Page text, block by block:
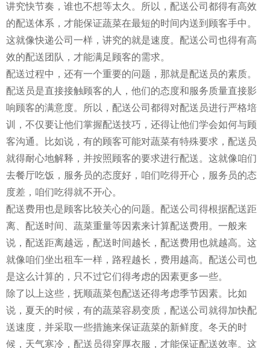
讲究快节奏，谁也不想等太久。所以，配送公司都得有高效
的配送体系，才能保证蔬菜在最短的时间内送到顾客手中。
这就像快递公司一样，讲究的就是速度。配送公司也得有高
效的配送团队，才能满足顾客的需求。
配送过程中，还有一个重要的问题，那就是配送员的素质。
配送员是直接接触顾客的人，他们的态度和服务质量直接影
响顾客的满意度。所以，配送公司都得对配送员进行严格培
训，不仅要让他们掌握配送技巧，还得让他们学会如何与顾
客沟通。比如说，有的顾客可能对蔬菜有特殊要求，配送员
就得耐心地解释，并按照顾客的要求进行配送。这就像咱们
去餐厅吃饭，服务员的态度好，咱们吃得开心，服务员的态
度差，咱们吃得就不开心。
配送费用也是顾客比较关心的问题。配送公司得根据配送距
离、配送时间、蔬菜重量等因素来计算配送费用。一般来
说，配送距离越远，配送时间越长，配送费用也就越高。这
就像咱们坐出租车一样，路程越长，费用越高。配送公司也
是这么计算的，只不过它们得考虑的因素更多一些。
除了以上这些，抚顺蔬菜包配送还得考虑季节因素。比如
说，夏天的时候，有的蔬菜容易变质，配送公司就得加快配
送速度，并采取一些措施来保证蔬菜的新鲜度。冬天的时
候，天气寒冷，配送员得穿厚衣服，才能保证配送效率。这